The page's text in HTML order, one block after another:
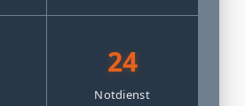
24
Notdienst